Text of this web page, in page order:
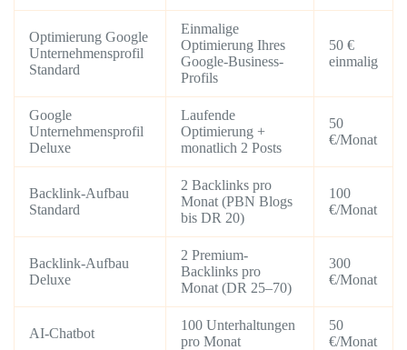
Optimierung Google
Unternehmensprofil
Standard
Einmalige
Optimierung Ihres
Google-Business-
Profils
50 €
einmalig
Google
Unternehmensprofil
Deluxe
Laufende
Optimierung +
monatlich 2 Posts
50
€/Monat
Backlink-Aufbau
Standard
2 Backlinks pro
Monat (PBN Blogs
bis DR 20)
100
€/Monat
Backlink-Aufbau
Deluxe
2 Premium-
Backlinks pro
Monat (DR 25–70)
300
€/Monat
AI-Chatbot
100 Unterhaltungen
pro Monat
50
€/Monat